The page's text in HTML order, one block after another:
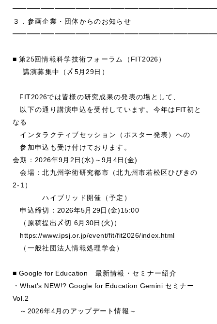
３．参画企業・団体からのお知らせ
■ 第25回情報科学技術フォーラム（ FIT2026）
講演募集中（〆5月 29日）
FIT2026では皆様の研究成果の発表の場として、
以下の通り講演申込を受付しています。今年は FIT初と
なる
インタラクティブセッション（ポスター発表）への
参加申込も受け付けております。
会期： 2026年9月 2日(水) ～ 9月 4日(金)
会場：北九州学術研究都市（北九州市若松区ひびきの
2-1）
ハイブリッド開催（予定）
申込締切： 2026年5月 29日 (金)15:00
（原稿提出〆切 6月 30日 (火) ）
https://www.ipsj.or.jp/event/fit/fit2026/index.html
（一般社団法人情報処理学会）
■ Google for Education 最新情報・セミナー紹介
・What’s NEW!? Google for Education Gemini セミナー
Vol.2
～ 2026年4月のアップデート情報～